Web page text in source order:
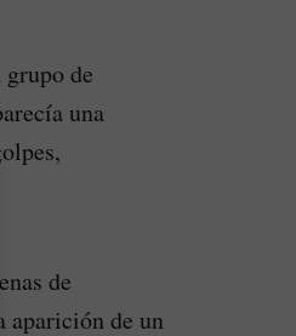
de
una
de
aparición de un